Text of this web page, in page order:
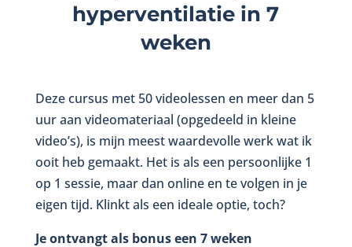
hyperventilatie in 7
weken
Deze cursus met 50 videolessen en meer dan 5
uur aan videomateriaal (opgedeeld in kleine
video’s), is mijn meest waardevolle werk wat ik
ooit heb gemaakt. Het is als een persoonlijke 1
op 1 sessie, maar dan online en te volgen in je
eigen tijd. Klinkt als een ideale optie, toch?
Je ontvangt als bonus een 7 weken